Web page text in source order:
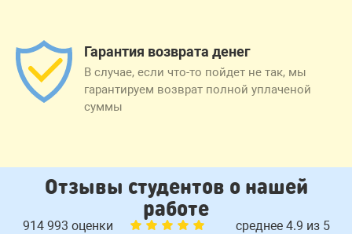
Гарантия возврата денег
В случае, если что-то пойдет не так, мы
гарантируем возврат полной уплаченой
суммы
Отзывы студентов о нашей
работе
914 993 оценки среднее 4.9 из 5